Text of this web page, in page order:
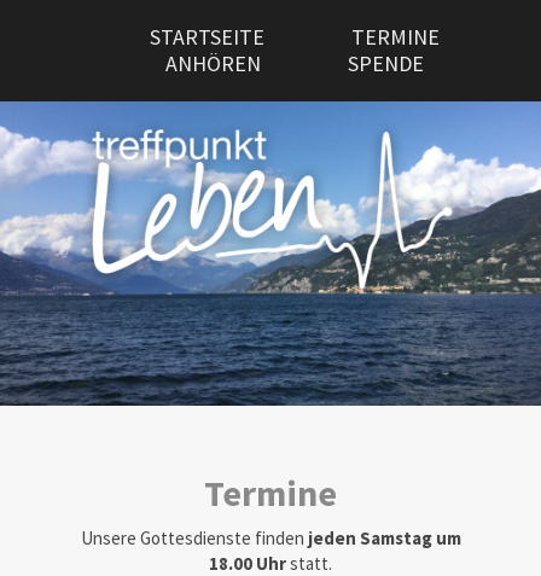
STARTSEITE
TERMINE
ANHÖREN
SPENDE
Termine
Unsere Gottesdienste finden jeden Samstag um
18.00 Uhrstatt.